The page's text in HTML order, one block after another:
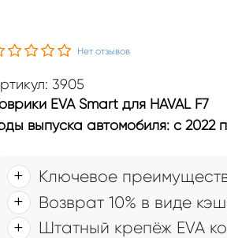
Нет отзывов
3905
EVA Smart для HAVAL F7
выпуска автомобиля: с 2022
Ключевое
Возврат 10% в виде
Штатный крепёж EVA